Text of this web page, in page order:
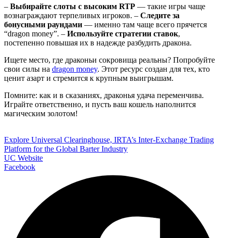
– Выбирайте слоты с высоким RTP — такие игры чаще
вознаграждают терпеливых игроков. – Следите за
бонусными раундами — именно там чаще всего прячется
“dragon money”. – Используйте стратегии ставок,
постепенно повышая их в надежде разбудить дракона.
Ищете место, где драконьи сокровища реальны? Попробуйте
свои силы на dragon money. Этот ресурс создан для тех, кто
ценит азарт и стремится к крупным выигрышам.
Помните: как и в сказаниях, драконья удача переменчива.
Играйте ответственно, и пусть ваш кошель наполнится
магическим золотом!
Explore Universal Clearinghouse, IRTA’s Inter-Exchange Trading
Platform for the Global Barter Industry
UC Website
Facebook